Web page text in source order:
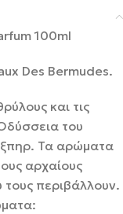
100ml
Des Bermudes.
και τις
του
Τα αρώματα
αρχαίους
περιβάλλουν.